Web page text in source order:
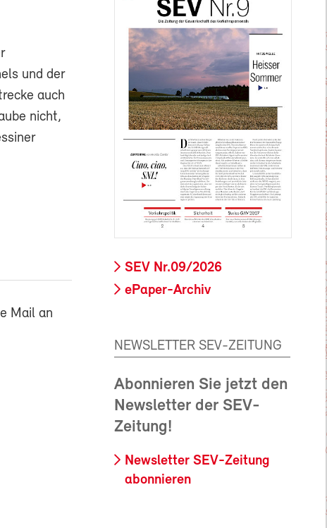
und der
auch
nicht,
Mail an
SEV Nr.09/2026
ePaper-Archiv
NEWSLETTER SEV-ZEITUNG
Abonnieren Sie jetzt den
Newsletter der SEV-
Zeitung!
Newsletter SEV-Zeitung
abonnieren